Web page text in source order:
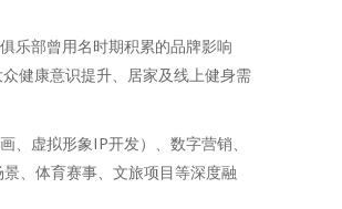
乐部曾用名时期积累的品牌影响
健康意识提升、居家及线上健身需
、虚拟形象IP开发）、数字营销、
、体育赛事、文旅项目等深度融